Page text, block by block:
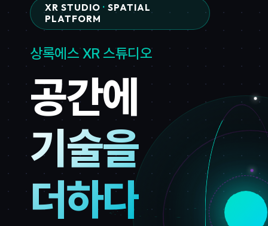
XR STUDIO · SPATIAL
PLATFORM
상록에스 XR 스튜디오
공간에
기술을
더하다